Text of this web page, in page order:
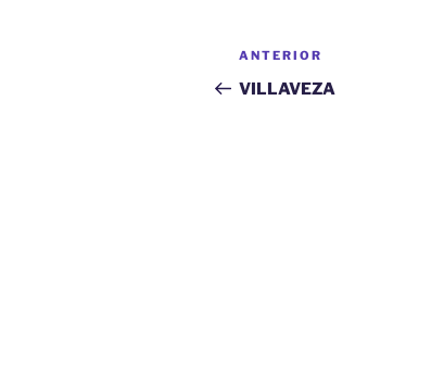
Navegación
de
Entrada
anterior:
ANTERIOR
VILLAVEZA